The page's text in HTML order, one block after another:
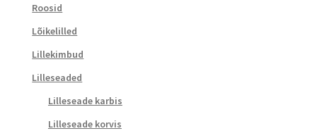
Roosid
Lõikelilled
Lillekimbud
Lilleseaded
Lilleseade karbis
Lilleseade korvis